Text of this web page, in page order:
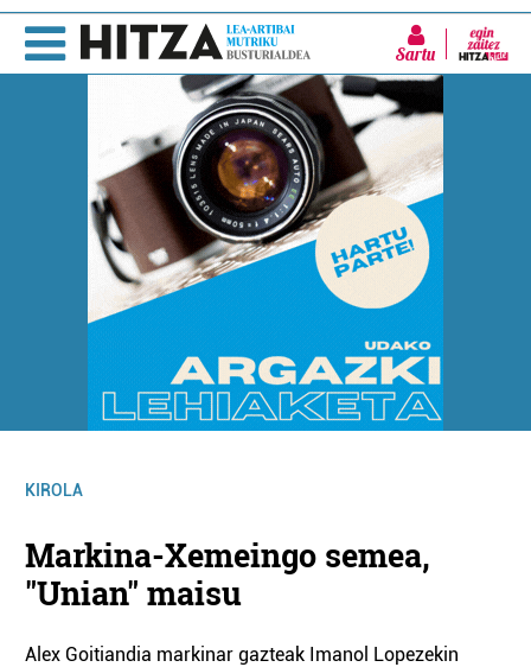
Sartu
KIROLA
Markina-Xemeingo semea,
"Unian" maisu
Alex Goitiandia markinar gazteak Imanol Lopezekin